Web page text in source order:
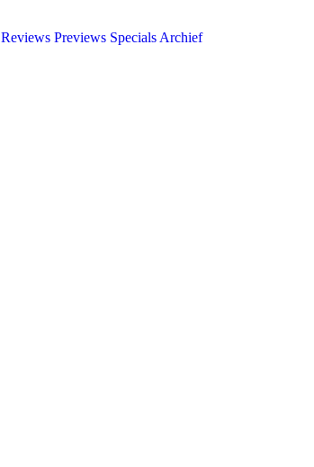
Reviews Previews Specials Archief